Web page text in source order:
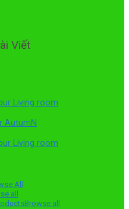
Viết
Living room
AutumN
Living room
All
all
all